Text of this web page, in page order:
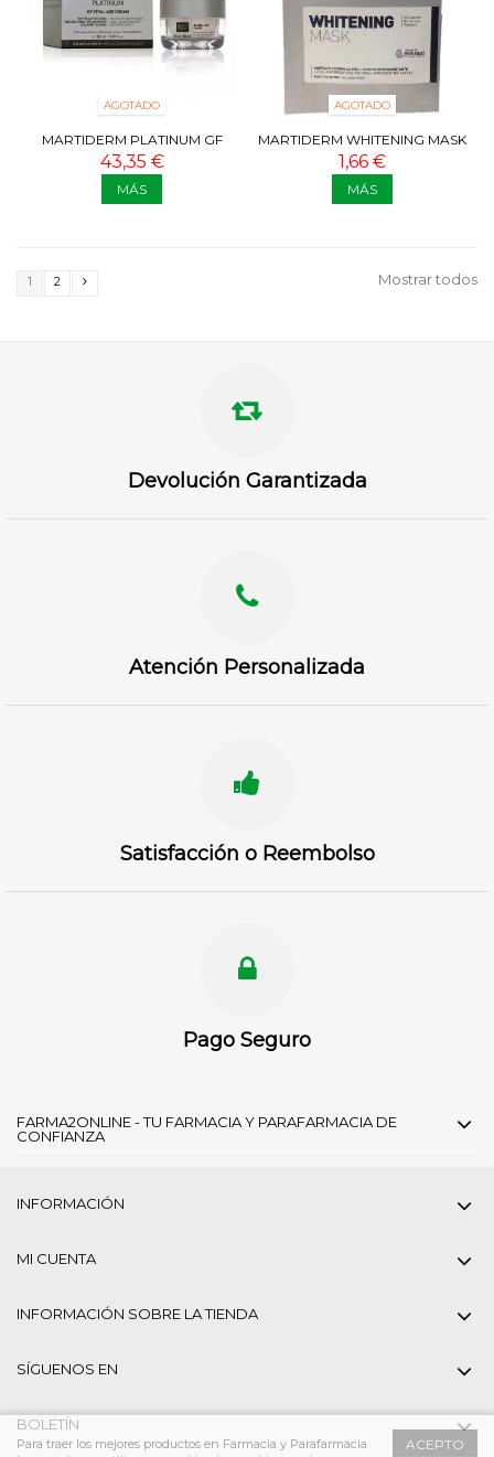
AGOTADO
MARTIDERM PLATINUM GF
VITAL-AGE CREAM PIEL
NORMAL/MIXTA...
43,35 €
MÁS
AGOTADO
MARTIDERM WHITENING MASK
1 UNIDAD
1,66 €
MÁS
Mostrar todos
1 2
Devolución Garantizada
Atención Personalizada
Satisfacción o Reembolso
Pago Seguro
FARMA2ONLINE - TU FARMACIA Y PARAFARMACIA DE
CONFIANZA
INFORMACIÓN
MI CUENTA
INFORMACIÓN SOBRE LA TIENDA
SÍGUENOS EN
BOLETÍN
ACEPTO
Para traer los mejores productos en Farmacia y Parafarmacia